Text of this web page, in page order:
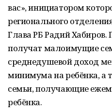
вас», инициатором
регионального
Глава РБ Радий
получат малоимущие
среднедушевой доход
минимума на ребёнка, а
семьи, получающие
ребёнка.